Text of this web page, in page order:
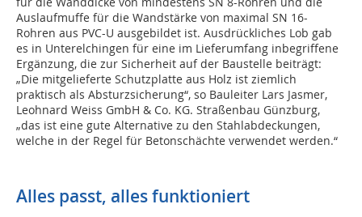
Auslaufmuffe für die Wandstärke von maximal SN 16-
Rohren aus PVC-U ausgebildet ist. Ausdrückliches Lob gab
es in Unterelchingen für eine im Lieferumfang inbegriffene
Ergänzung, die zur Sicherheit auf der Baustelle beiträgt:
„Die mitgelieferte Schutzplatte aus Holz ist ziemlich
praktisch als Absturzsicherung“, so Bauleiter Lars Jasmer,
Leohnard Weiss GmbH & Co. KG. Straßenbau Günzburg,
„das ist eine gute Alternative zu den Stahlabdeckungen,
welche in der Regel für Betonschächte verwendet werden.“
Alles passt, alles funktioniert